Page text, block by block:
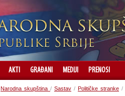
AKTI GRAĐANI MEDIJI PRENOSI
Narodna skupština / Sastav / Političke stranke /